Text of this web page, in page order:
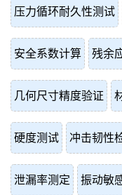
压力循环耐久性测试
安全系数计算 残余
几何尺寸精度验证
硬度测试 冲击韧性
泄漏率测定 振动敏